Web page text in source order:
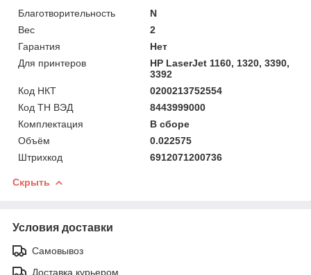
Благотворительность
N
Вес
2
Гарантия
Нет
Для принтеров
HP LaserJet 1160, 1320, 3390,
3392
Код НКТ
0200213752554
Код ТН ВЭД
8443999000
Комплектация
В сборе
Объём
0.022575
Штрихкод
6912071200736
Скрыть
Условия доставки
Самовывоз
Доставка курьером